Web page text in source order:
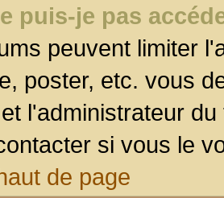
puis-je pas
peuvent limiter
poster, etc. vous
l'administrateur
si vous le
de page